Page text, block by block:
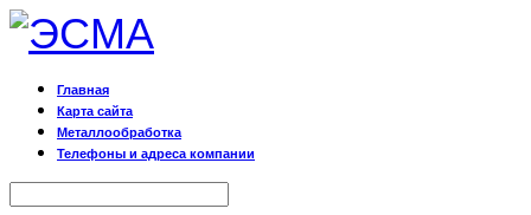
Главная
Карта сайта
Металлообработка
Телефоны и адреса компании